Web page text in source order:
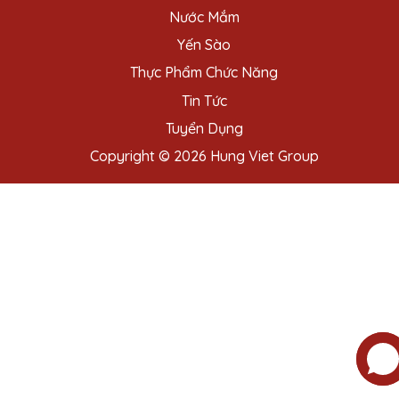
Nước Mắm
Yến Sào
Thực Phẩm Chức Năng
Tin Tức
Tuyển Dụng
Copyright © 2026 Hung Viet Group